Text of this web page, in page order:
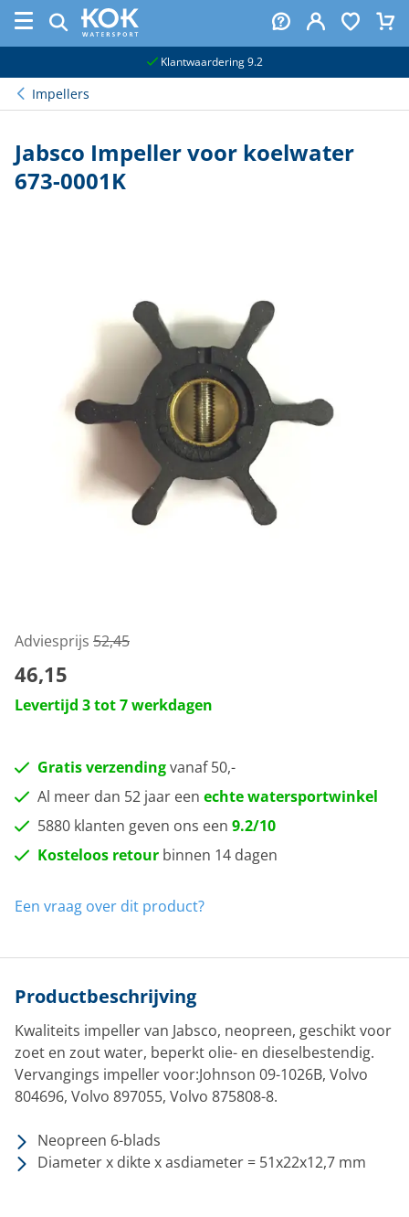
Klantwaardering 9.2
Impellers
Jabsco Impeller voor koelwater
673-0001K
Adviesprijs 52,45
46,15
Levertijd 3 tot 7 werkdagen
Gratis verzendingvanaf 50,-
Al meer dan 52 jaar een echte watersportwinkel
5880 klanten geven ons een 9.2/10
Kosteloos retour binnen 14 dagen
Een vraag over dit product?
Productbeschrijving
Kwaliteits impeller van Jabsco, neopreen, geschikt voor
zoet en zout water, beperkt olie- en dieselbestendig.
Vervangings impeller voor:Johnson 09-1026B, Volvo
804696, Volvo 897055, Volvo 875808-8.
Neopreen 6-blads
Diameter x dikte x asdiameter = 51x22x12,7 mm